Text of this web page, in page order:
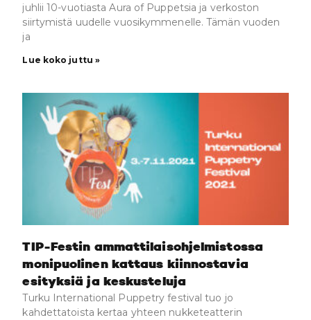
juhlii 10-vuotiasta Aura of Puppetsia ja verkoston
siirtymistä uudelle vuosikymmenelle. Tämän vuoden
ja
Lue koko juttu »
TIP-Festin ammattilaisohjelmistossa
monipuolinen kattaus kiinnostavia
esityksiä ja keskusteluja
Turku International Puppetry festival tuo jo
kahdettatoista kertaa yhteen nukketeatterin